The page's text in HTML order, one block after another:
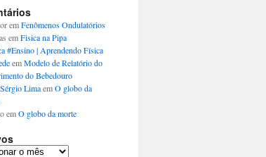
emFenômenos Ondulatórios
emFisica na Pipa
#Ensino | Aprendendo Física
emModelo de Relatório do
do Bebedouro
LimaemO globo da
emO globo da morte